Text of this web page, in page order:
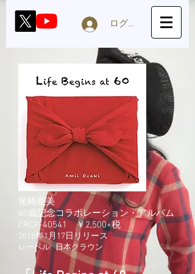
ログイン
尾崎亜美
60歳記念コラボレーション・アルバム
CRCP-40541 ￥2,500+税
2018年1月17日リリース
レーベル:日本クラウン